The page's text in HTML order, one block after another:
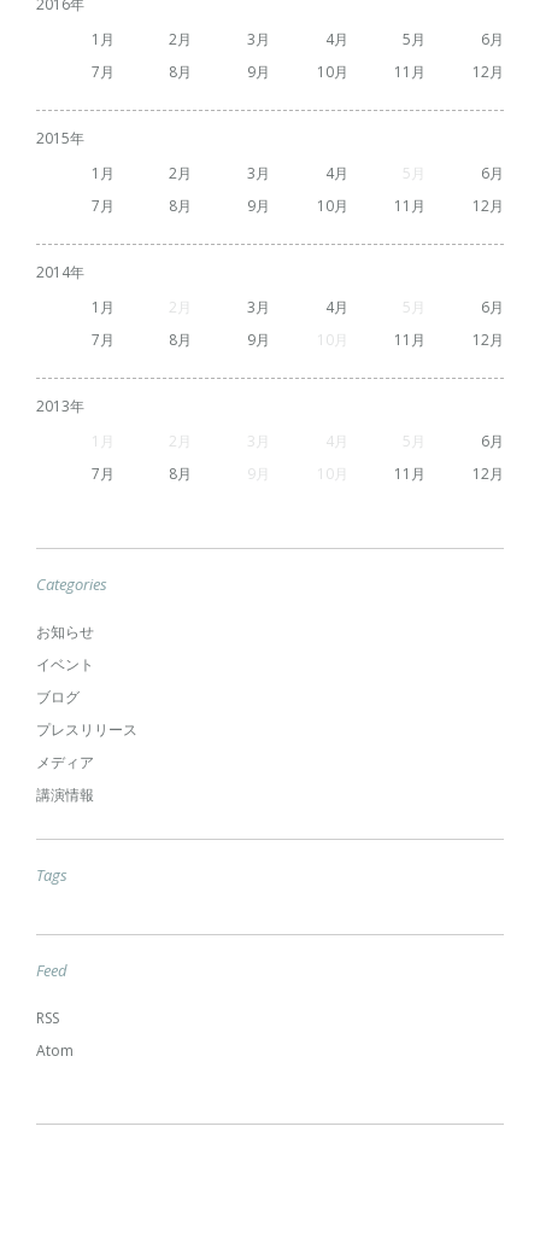
2016
1
2 3 4 5
6
7
8 9 10 11 12
2015
1
2 3 4 5
6
7
8 9 10 11 12
2014
1
2 3 4 5
6
7
8 9 10 11 12
2013
1
2 3 4 5
6
7
8 9 10 11 12
Categories
お知らせ
イベント
ブログ
プレスリリース
メディア
講演情報
Tags
Feed
RSS
Atom